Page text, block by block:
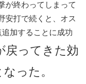
が終わってしまって
安打で続くと、オス
加することに成功
戻ってきた効
った。